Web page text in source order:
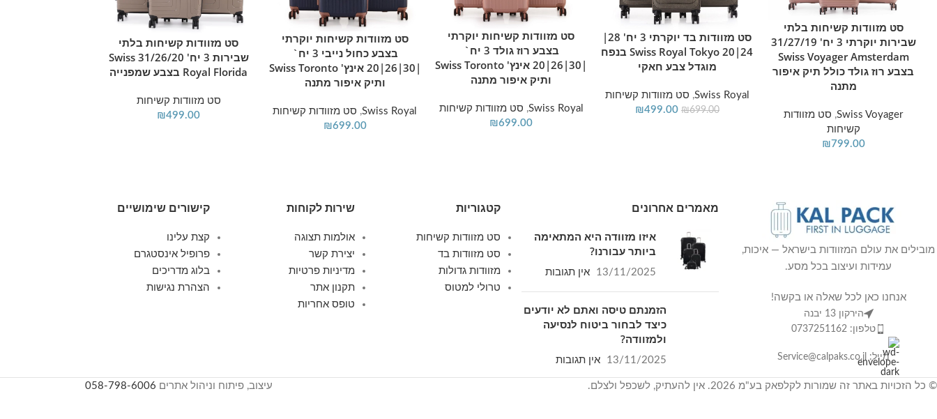
הוספה לסל
סט מזוודות קשיחות בלתי
שבירות יוקרתי 3 יח' 31/27/19
Swiss Voyager Amsterdam
בצבע רוז גולד כולל תיק איפור
מתנה
Swiss Voyager
, סט מזוודות
קשיחות
₪799.00
מידע נוסף
סט מזוודות בד יוקרתי 3 יח' 28|
24|20 Swiss Royal Tokyo בנפח
מוגדל צבע חאקי
Swiss Royal
, סט מזוודות קשיחות
₪699.00
₪499.00
מידע נוסף
סט מזוודות קשיחות יוקרתי
בצבע רוז גולד 3 יח`
|30|26|20 אינץ' Swiss Toronto
ותיק איפור מתנה
Swiss Royal
, סט מזוודות קשיחות
₪699.00
מידע נוסף
סט מזוודות קשיחות יוקרתי
בצבע כחול נייבי 3 יח`
|30|26|20 אינץ' Swiss Toronto
ותיק איפור מתנה
Swiss Royal
, סט מזוודות קשיחות
₪699.00
מידע נוסף
סט מזוודות קשיחות בלתי
שבירות 3 יח' 31/26/20 Swiss
Royal Florida בצבע שמפנייה
סט מזוודות קשיחות
₪499.00
מובילים את עולם המזוודות בישראל — איכות,
עמידות ועיצוב בכל מסע.
אנחנו כאן לכל שאלה או בקשה!
הירקון 13 יבנה
טלפון: 0737251162
מייל: Service@calpaks.co.il
מאמרים אחרונים
איזו מזוודה היא המתאימה
ביותר עבורנו?
13/11/2025 אין תגובות
הזמנתם טיסה ואתם לא יודעים
כיצד לבחור ביטוח לנסיעה
ולמזוודה?
13/11/2025 אין תגובות
קטגוריות
סט מזוודות קשיחות
סט מזוודות בד
מזוודות גדולות
טרולי למטוס
שירות לקוחות
אולמות תצוגה
יצירת קשר
מדיניות פרטיות
תקנון אתר
טופס אחריות
קישורים שימושיים
קצת עלינו
פרופיל אינסטגרם
בלוג מדריכים
הצהרת נגישות
© כל הזכויות באתר זה שמורות לקלפאק בע"מ 2026. אין להעתיק, לשכפל ולצלם. עיצוב, פיתוח וניהול אתרים 058-798-6006